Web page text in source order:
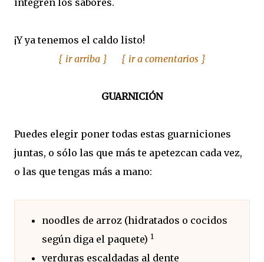
¡Y ya tenemos el caldo listo!
{ ir arriba }
{ ir a comentarios }
GUARNICIÓN
Puedes elegir poner todas estas guarniciones
juntas, o sólo las que más te apetezcan cada vez,
o las que tengas más a mano:
noodles de arroz (hidratados o cocidos
según diga el paquete) 1
verduras escaldadas al dente